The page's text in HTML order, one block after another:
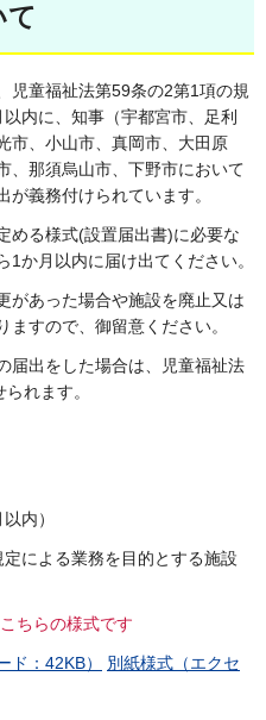
て
児童福祉法第59条の2第1項の規
内に、知事（宇都宮市、足利
市、小山市、真岡市、大田原
、那須烏山市、下野市において
義務付けられています。
める様式(設置届出書)に必要な
か月以内に届け出てください。
があった場合や施設を廃止又は
すので、御留意ください。
届出をした場合は、児童福祉法
れます。
内）
による業務を目的とする施設
ちらの様式です
：42KB）
別紙様式（エクセ